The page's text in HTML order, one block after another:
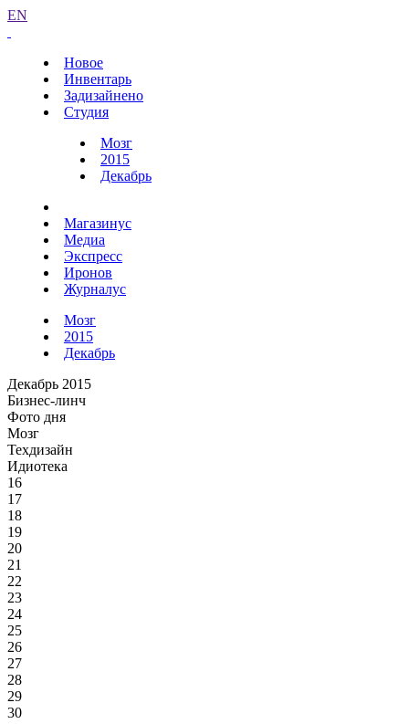
EN
Новое
Инвентарь
Задизайнено
Студия
Мозг
2015
Декабрь
Магазинус
Медиа
Экспресс
Иронов
Журналус
Мозг
2015
Декабрь
Декабрь 2015
Бизнес-линч
Фото дня
Мозг
Техдизайн
Идиотека
16
17
18
19
20
21
22
23
24
25
26
27
28
29
30